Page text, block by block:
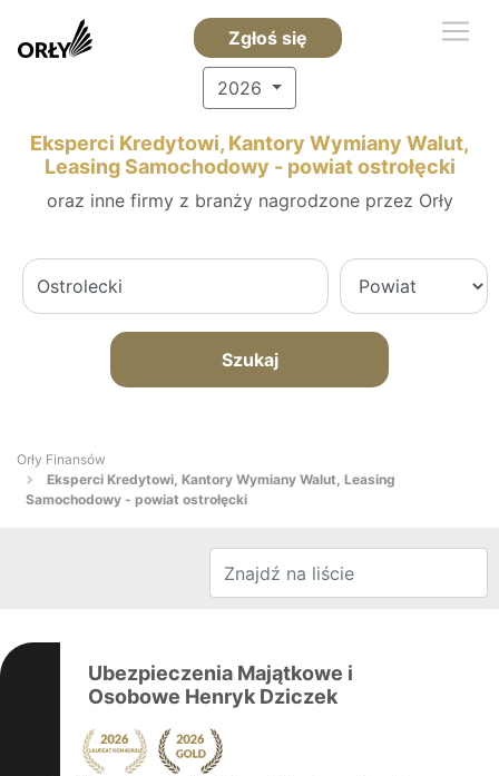
Zgłoś się
2026
Eksperci Kredytowi, Kantory Wymiany Walut,
Leasing Samochodowy - powiat ostrołęcki
oraz inne firmy z branży nagrodzone przez Orły
Szukaj
Orły Finansów
Eksperci Kredytowi, Kantory Wymiany Walut, Leasing
Samochodowy - powiat ostrołęcki
Ubezpieczenia Majątkowe i
Osobowe Henryk Dziczek